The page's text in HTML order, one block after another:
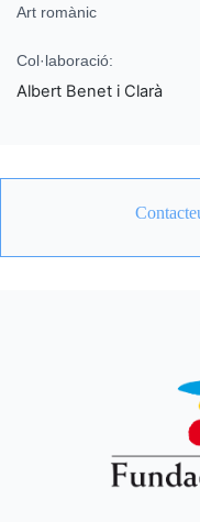
Art romànic
Col·laboració:
Albert Benet i Clarà